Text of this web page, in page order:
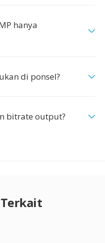
hanya
di ponsel?
bitrate output?